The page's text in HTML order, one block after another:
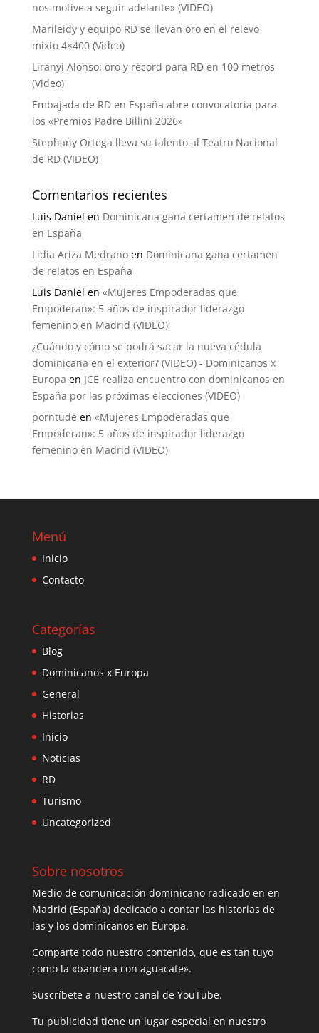
nos motive a seguir adelante» (VIDEO)
Marileidy y equipo RD se llevan oro en el relevo
mixto 4×400 (Video)
Liranyi Alonso: oro y récord para RD en 100 metros
(Video)
Embajada de RD en España abre convocatoria para
los «Premios Padre Billini 2026»
Stephany Ortega lleva su talento al Teatro Nacional
de RD (VIDEO)
Comentarios recientes
Luis Daniel en Dominicana gana certamen de relatos
en España
Lidia Ariza Medranoen Dominicana gana certamen
de relatos en España
Luis Daniel en «Mujeres Empoderadas que
Empoderan»: 5 años de inspirador liderazgo
femenino en Madrid (VIDEO)
¿Cuándo y cómo se podrá sacar la nueva cédula
dominicana en el exterior? (VIDEO) - Dominicanos x
Europa en JCE realiza encuentro con dominicanos en
España por las próximas elecciones (VIDEO)
porntude en «Mujeres Empoderadas que
Empoderan»: 5 años de inspirador liderazgo
femenino en Madrid (VIDEO)
Menú
Inicio
Contacto
Categorías
Blog
Dominicanos x Europa
General
Historias
Inicio
Noticias
RD
Turismo
Uncategorized
Sobre nosotros
Medio de comunicación dominicano radicado en en
Madrid (España) dedicado a contar las historias de
las y los dominicanos en Europa.
Comparte todo nuestro contenido, que es tan tuyo
como la «bandera con aguacate».
Suscríbete a nuestro canal de YouTube.
Tu publicidad tiene un lugar especial en nuestro